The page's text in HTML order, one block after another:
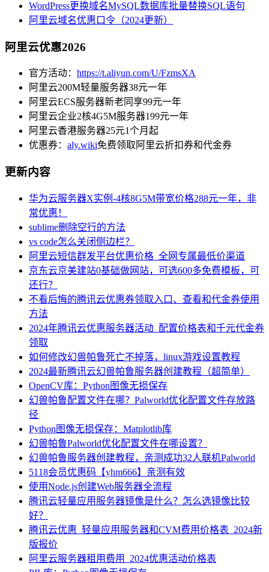
WordPress更换域名MySQL数据库批量替换SQL语句
阿里云域名优惠口令（2024更新）
阿里云优惠2026
官方活动： https://t.aliyun.com/U/FzmsXA
阿里云200M轻量服务器38元一年
阿里云ECS服务器新老同享99元一年
阿里云企业2核4G5M服务器199元一年
阿里云香港服务器25元1个月起
优惠券： aly.wiki免费领取阿里云折扣券和代金券
更新内容
华为云服务器X实例-4核8G5M带宽价格288元一年，非
常优惠！
sublime删除空行的方法
vs code怎么关闭侧边栏？
阿里云短信群发平台优惠价格_全网专属最低价渠道
京东云京美建站0基础做网站，可选600多免费模板，可
还行？
不看后悔的腾讯云优惠券领取入口、查看和代金券使用
方法
2024年腾讯云优惠服务器活动_配置价格表和千元代金券
领取
如何修改幻兽帕鲁死亡不掉落，linux游戏设置教程
2024最新腾讯云幻兽帕鲁服务器创建教程（超简单）
OpenCV库：Python图像无损保存
幻兽帕鲁配置文件在哪？Palworld优化配置文件存放路
径
Python图像无损保存：Matplotlib库
幻兽帕鲁Palworld优化配置文件在哪设置？
幻兽帕鲁服务器创建教程，亲测成功32人联机Palworld
5118会员优惠码【yhm666】亲测有效
使用Node.js创建Web服务器全流程
腾讯云轻量应用服务器镜像是什么？怎么选镜像比较
好？
腾讯云优惠_轻量应用服务器和CVM费用价格表_2024新
版报价
阿里云服务器租用费用_2024优惠活动价格表